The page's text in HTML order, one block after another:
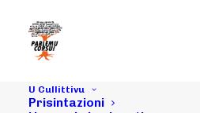
U Cullittivu
Prisintazioni